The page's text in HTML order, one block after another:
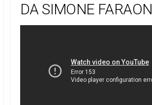
DA SIMONE FARAON